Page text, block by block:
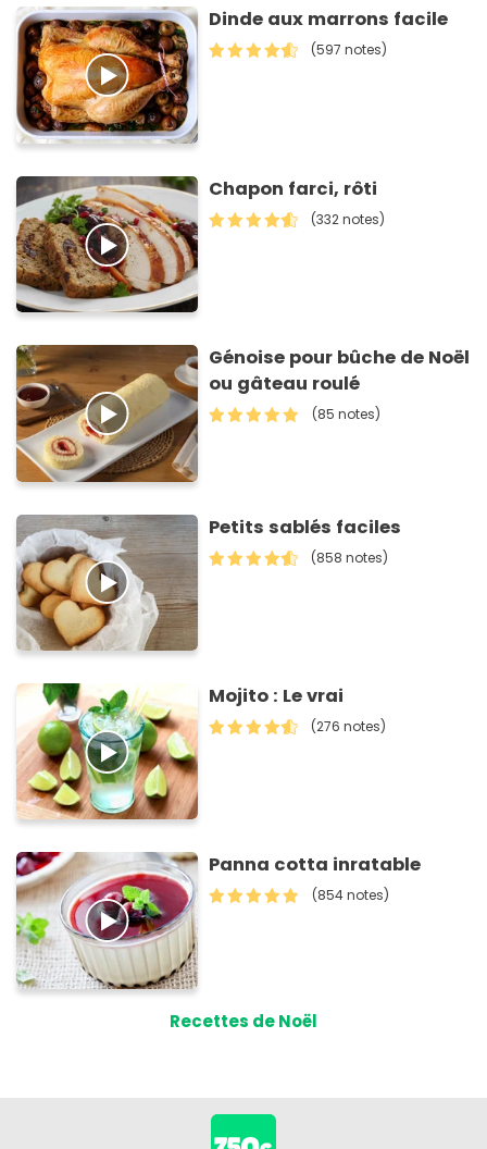
Dinde aux marrons facile
(597 notes)
Chapon farci, rôti
(332 notes)
Génoise pour bûche de Noël
ou gâteau roulé
(85 notes)
Petits sablés faciles
(858 notes)
Mojito : Le vrai
(276 notes)
Panna cotta inratable
(854 notes)
Recettes de Noël